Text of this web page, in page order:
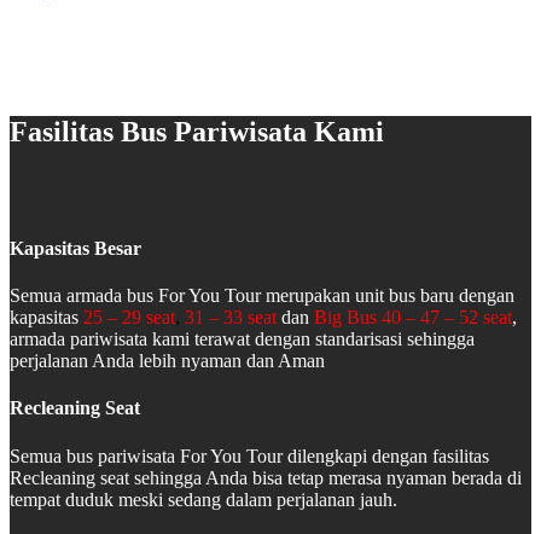
Fasilitas Bus Pariwisata Kami
Kapasitas Besar
Semua armada bus For You Tour merupakan unit bus baru dengan
kapasitas 25 – 29 seat, 31 – 33 seat dan Big Bus 40 – 47 – 52 seat,
armada pariwisata kami terawat dengan standarisasi sehingga
perjalanan Anda lebih nyaman dan Aman
Recleaning Seat
Semua bus pariwisata For You Tour dilengkapi dengan fasilitas
Recleaning seat sehingga Anda bisa tetap merasa nyaman berada di
tempat duduk meski sedang dalam perjalanan jauh.